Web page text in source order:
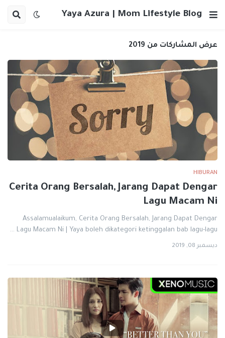
Yaya Azura | Mom Lifestyle Blog
عرض المشاركات من 2019
HIBURAN
Cerita Orang Bersalah, Jarang Dapat Dengar
Lagu Macam Ni
Assalamualaikum, Cerita Orang Bersalah, Jarang Dapat Dengar
Lagu Macam Ni | Yaya boleh dikategori ketinggalan bab lagu-lagu …
ديسمبر 08, 2019